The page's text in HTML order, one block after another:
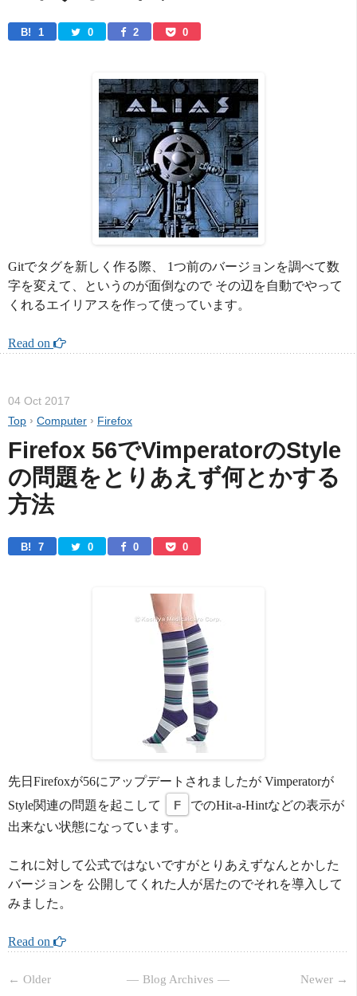
B! 1 0 2 0
Gitでタグを新しく作る際、 1つ前のバージョンを調べて数
字を変えて、というのが面倒なので その辺を自動でやって
くれるエイリアスを作って使っています。
Read on
04 Oct 2017
Top › Computer › Firefox
Firefox 56でVimperatorのStyle
の問題をとりあえず何とかする
方法
B! 7 0 0 0
先日Firefoxが56にアップデートされましたが Vimperatorが
Style関連の問題を起こして
F
でのHit-a-Hintなどの表示が
出来ない状態になっています。
これに対して公式ではないですがとりあえずなんとかした
バージョンを 公開してくれた人が居たのでそれを導入して
みました。
Read on
← Older Blog Archives Newer →